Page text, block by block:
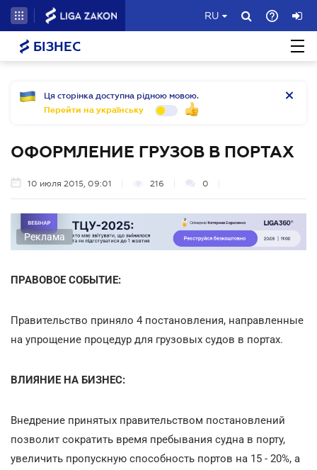
RU
БІЗНЕС
Ця сторінка доступна рідною мовою.
Перейти на українську
ОФОРМЛЕНИЕ ГРУЗОВ В ПОРТАХ
10 июля 2015, 09:01 216 0
Реклама
ПРАВОВОЕ СОБЫТИЕ:
Правительство приняло 4 постановления, направленные
на упрощение процедур для грузовых судов в портах.
ВЛИЯНИЕ НА БИЗНЕС:
Внедрение принятых правительством постановлений
позволит сократить время пребывания судна в порту,
увеличить пропускную способность портов на 15 - 20%, а